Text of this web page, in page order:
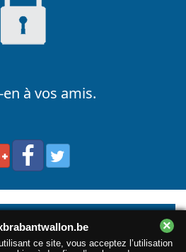
en à vos amis.
ce site, vous acceptez l’utilisation
×